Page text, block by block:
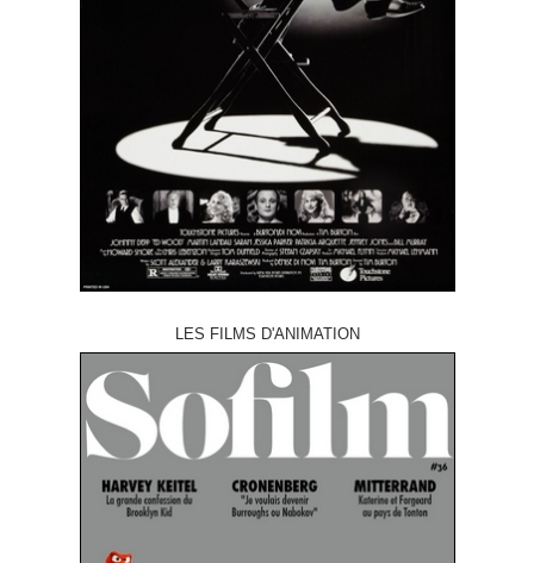
LES FILMS D'ANIMATION